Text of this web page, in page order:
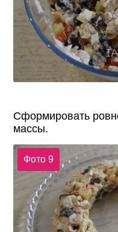
Сформировать
массы.
Фото 9